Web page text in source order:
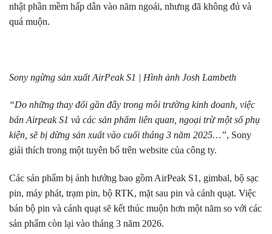
nhật phần mềm hấp dẫn vào năm ngoái, nhưng đã không đủ và
quá muộn.
Sony ngừng sản xuất AirPeak S1 | Hình ảnh Josh Lambeth
“Do những thay đổi gần đây trong môi trường kinh doanh, việc
bán Airpeak S1 và các sản phẩm liên quan, ngoại trừ một số phụ
kiện, sẽ bị dừng sản xuất vào cuối tháng 3 năm 2025…”, Sony
giải thích trong một tuyên bố trên website của công ty.
Các sản phẩm bị ảnh hưởng bao gồm AirPeak S1, gimbal, bộ sạc
pin, máy phát, trạm pin, bộ RTK, mặt sau pin và cánh quạt. Việc
bán bộ pin và cánh quạt sẽ kết thúc muộn hơn một năm so với các
sản phẩm còn lại vào tháng 3 năm 2026.